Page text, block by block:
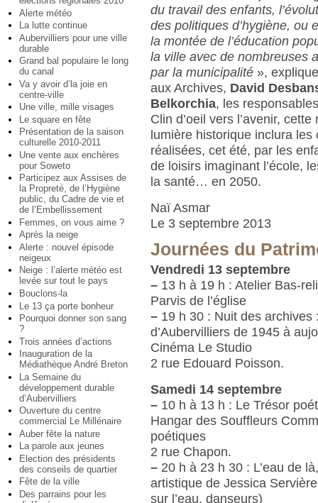
Alerte météo
La lutte continue
Aubervilliers pour une ville
durable
Grand bal populaire le long
du canal
Va y avoir d’la joie en
centre-ville
Une ville, mille visages
Le square en fête
Présentation de la saison
culturelle 2010-2011
Une vente aux enchères
pour Soweto
Participez aux Assises de
la Propreté, de l’Hygiène
public, du Cadre de vie et
de l’Embellissement
Femmes, on vous aime ?
Après la neige
Alerte : nouvel épisode
neigeux
Neige : l’alerte météo est
levée sur tout le pays
Bouclons-la
Le 13 ça porte bonheur
Pourquoi donner son sang
?
Trois années d’actions
Inauguration de la
Médiathèque André Breton
La Semaine du
développement durable
d’Aubervilliers
Ouverture du centre
commercial Le Millénaire
Auber fête la nature
La parole aux jeunes
Election des présidents
des conseils de quartier
Fête de la ville
Des parrains pour les
du travail des enfants,
des politiques d’hygiène, ou
la montée de l’éducation
la ville avec de nombreuses
par la municipalité »,
aux Archives, David
Belkorchia, les
Clin d’oeil vers l’avenir, cette
lumière historique inclura les
réalisées, cet été, par les
de loisirs imaginant l’école,
la santé… en 2050.
Naï Asmar
Le 3 septembre 2013
Journées du
Vendredi 13 septembre
– 13 h à 19 h : Atelier Bas-
Parvis de l’église
– 19 h 30 : Nuit des archives
d’Aubervilliers de 1945 à
Cinéma Le Studio
2 rue Edouard Poisson.
Samedi 14 septembre
– 10 h à 13 h : Le Trésor
Hangar des Souffleurs
poétiques
2 rue Chapon.
– 20 h à 23 h 30 : L’eau de
artistique de Jessica
sur l’eau, danseurs)